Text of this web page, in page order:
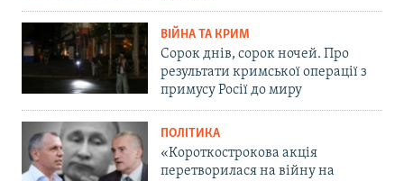
ВІЙНА ТА КРИМ
Сорок днів, сорок ночей. Про
результати кримської операції з
примусу Росії до миру
ПОЛІТИКА
«Короткострокова акція
перетворилася на війну на